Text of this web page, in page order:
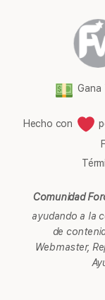
Gana
Hecho con
Comunidad
ayudando a la
de
Webmaster,